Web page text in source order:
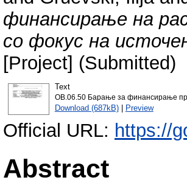
финансирање на
со фокус на
[Project] (Submitted)
Text
OB.06.50 Барање за финансирањe
Download (687kB)| Preview
Official URL: https://
Abstract